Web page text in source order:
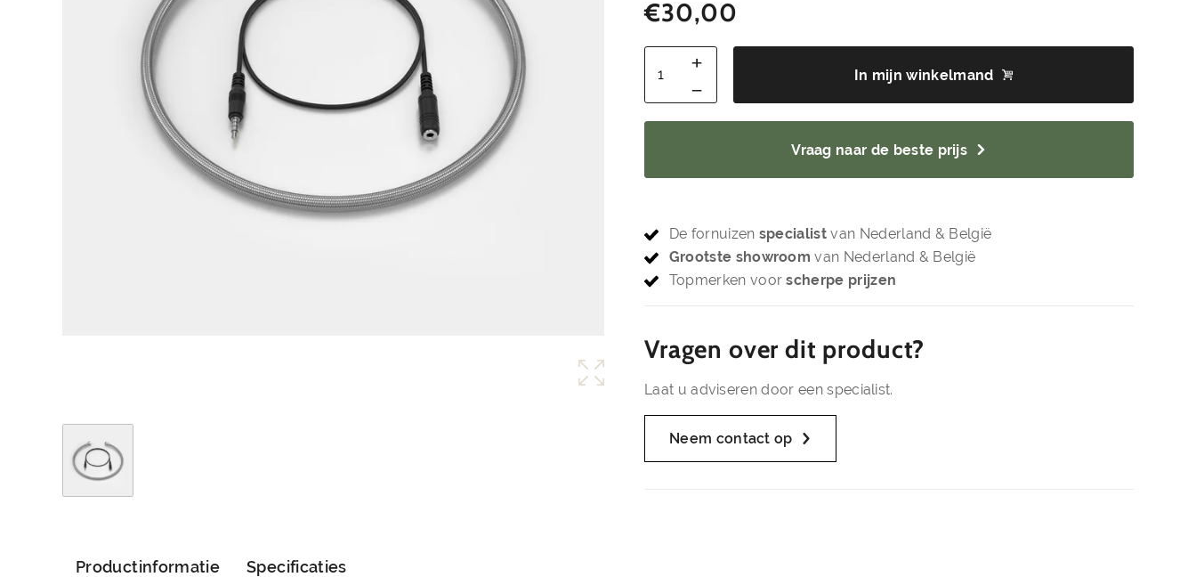
€30,00
In mijn winkelmand
Vraag naar de beste prijs
De fornuizen specialist van Nederland & België
Grootste showroom van Nederland & België
Topmerken voorscherpe prijzen
Vragen over dit product?
Laat u adviseren door een specialist.
Neem contact op
Productinformatie Specificaties